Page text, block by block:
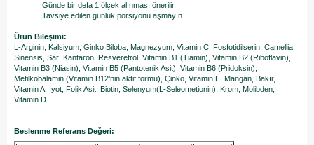
Günde bir defa 1 ölçek alınması önerilir.
Tavsiye edilen günlük porsiyonu aşmayın.
Ürün Bileşimi:
L-Arginin, Kalsiyum, Ginko Biloba, Magnezyum, Vitamin C, Fosfotidilserin, Camellia
Sinensis, Sarı Kantaron, Resveretrol, Vitamin B1 (Tiamin), Vitamin B2 (Riboflavin),
Vitamin B3 (Niasin), Vitamin B5 (Pantotenik Asit), Vitamin B6 (Pridoksin),
Metilkobalamin (Vitamin B12’nin aktif formu), Çinko, Vitamin E, Mangan, Bakır,
Vitamin A, İyot, Folik Asit, Biotin, Selenyum(L-Seleometionin), Krom, Molibden,
Vitamin D
Beslenme Referans Değeri: